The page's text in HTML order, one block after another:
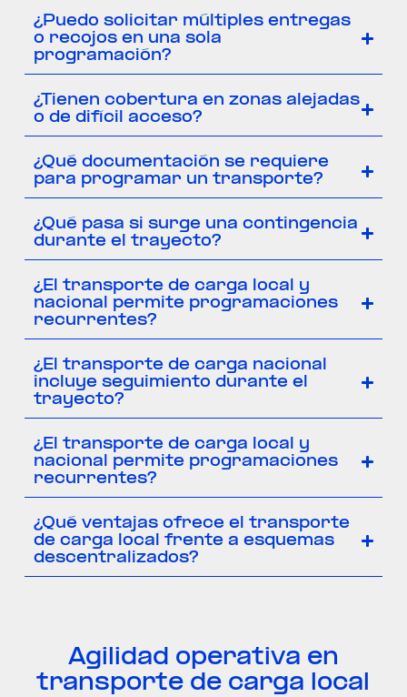
¿Puedo solicitar múltiples entregas
o recojos en una sola
programación?
¿Tienen cobertura en zonas alejadas
o de difícil acceso?
¿Qué documentación se requiere
para programar un transporte?
¿Qué pasa si surge una contingencia
durante el trayecto?
¿El transporte de carga local y
nacional permite programaciones
recurrentes?
¿El transporte de carga nacional
incluye seguimiento durante el
trayecto?
¿El transporte de carga local y
nacional permite programaciones
recurrentes?
¿Qué ventajas ofrece el transporte
de carga local frente a esquemas
descentralizados?
Agilidad operativa en
transporte de carga local